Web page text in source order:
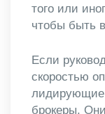
того или
чтобы быть
Если
скоростью
лидирующие
брокеры.